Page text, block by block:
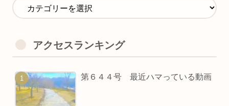
アクセスランキング
第６４４号 最近ハマっている動画